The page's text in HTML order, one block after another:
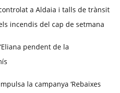
a Aldaia i talls de trànsit
incendis del cap de setmana
pendent de la
la campanya ‘Rebaixes